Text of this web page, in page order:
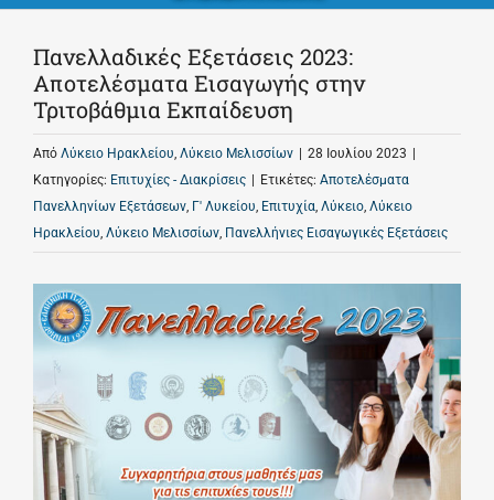
Πανελλαδικές Εξετάσεις 2023:
Αποτελέσματα Εισαγωγής στην
Τριτοβάθμια Εκπαίδευση
Από Λύκειο Ηρακλείου, Λύκειο Μελισσίων 28 Ιουλίου 2023
Κατηγορίες: Επιτυχίες - Διακρίσεις Ετικέτες: Αποτελέσματα
Πανελληνίων Εξετάσεων, Γ' Λυκείου, Επιτυχία, Λύκειο, Λύκειο
Ηρακλείου, Λύκειο Μελισσίων, Πανελλήνιες Εισαγωγικές Εξετάσεις